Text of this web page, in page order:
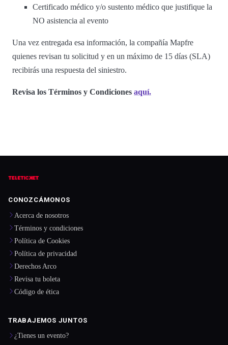
Certificado médico y/o sustento médico que justifique la
NO asistencia al evento
Una vez entregada esa información, la compañía Mapfre
quienes revisan tu solicitud y en un máximo de 15 días (SLA)
recibirás una respuesta del siniestro.
Revisa los Términos y Condiciones aquí.
CONOZCÁMONOS
Acerca de nosotros
Términos y condiciones
Política de Cookies
Política de privacidad
Derechos Arco
Revisa tu boleta
Código de ética
TRABAJEMOS JUNTOS
¿Tienes un evento?